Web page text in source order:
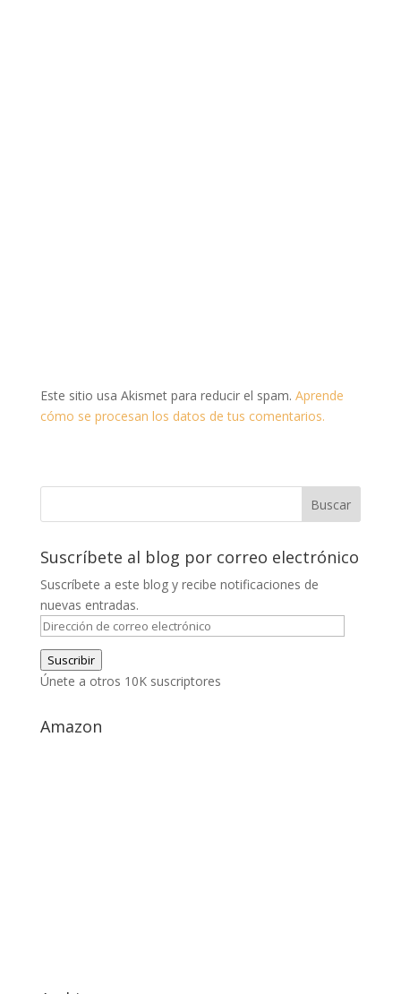
Este sitio usa Akismet para reducir el spam. Aprende
cómo se procesan los datos de tus comentarios.
Suscríbete al blog por correo electrónico
Suscríbete a este blog y recibe notificaciones de
nuevas entradas.
Dirección
de
correo
electrónico
Suscribir
Únete a otros 10K suscriptores
Amazon